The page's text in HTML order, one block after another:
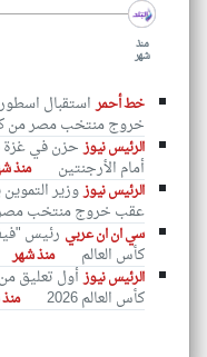
منذ
شهر
خط أحمر استقبال
خروج منتخب مصر من كأس
الرئيس نيوز
أمام الأرجنتين
منذ
الرئيس نيوزوزير
عقب خروج منتخب مصر من
سي ان ان عربي رئيس
كأس العالم
منذ شهر
الرئيس نيوز أول تعليق
كأس العالم 2026